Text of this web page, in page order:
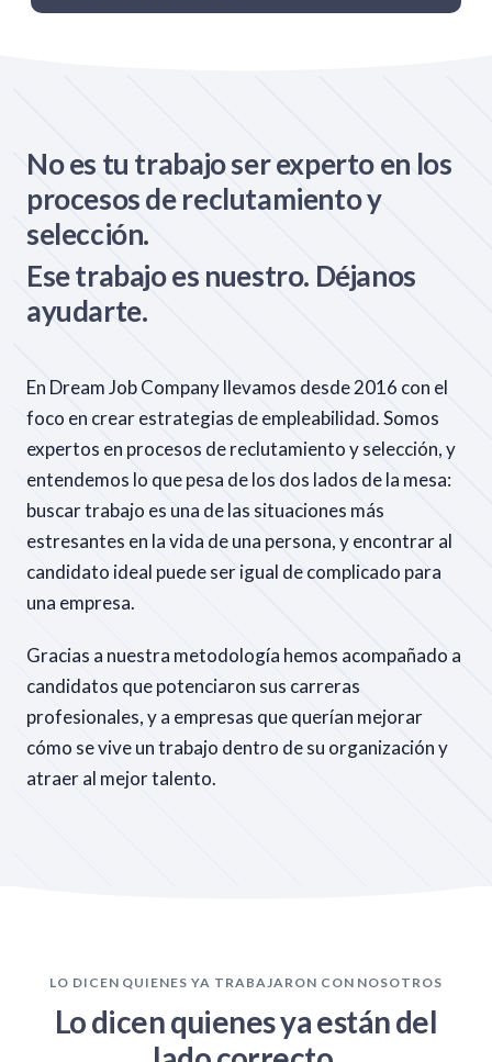
No es tu trabajo ser experto en los
procesos de reclutamiento y
selección.
Ese trabajo es nuestro. Déjanos
ayudarte.
En Dream Job Company llevamos desde 2016 con el
foco en crear estrategias de empleabilidad. Somos
expertos en procesos de reclutamiento y selección, y
entendemos lo que pesa de los dos lados de la mesa:
buscar trabajo es una de las situaciones más
estresantes en la vida de una persona, y encontrar al
candidato ideal puede ser igual de complicado para
una empresa.
Gracias a nuestra metodología hemos acompañado a
candidatos que potenciaron sus carreras
profesionales, y a empresas que querían mejorar
cómo se vive un trabajo dentro de su organización y
atraer al mejor talento.
LO DICEN QUIENES YA TRABAJARON CON NOSOTROS
Lo dicen quienes ya están del